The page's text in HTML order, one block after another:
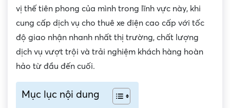
vị thế tiên phong của mình trong lĩnh vực này, khi
cung cấp dịch vụ cho thuê xe điện cao cấp với tốc
độ giao nhận nhanh nhất thị trường, chất lượng
dịch vụ vượt trội và trải nghiệm khách hàng hoàn
hảo từ đầu đến cuối.
Mục lục nội dung